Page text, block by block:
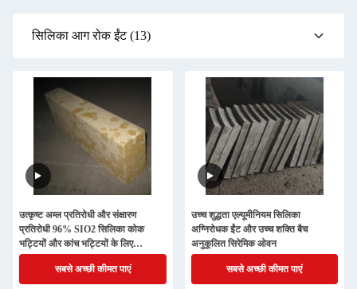
सिलिका आग रोक ईंट(13)
उत्कृष्ट अम्ल प्रतिरोधी और संक्षारण
प्रतिरोधी 96% SIO2 सिलिका कोक
भट्टियों और कांच भट्टियों के लिए
अग्निरोधक ईंट
सबसे अच्छी कीमत पाएं
उच्च शुद्धता एल्यूमीनियम सिलिका
अग्निरोधक ईंट और उच्च शक्ति बैच
अनुकूलित सिरेमिक ओवन
सबसे अच्छी कीमत पाएं